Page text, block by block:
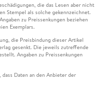
die das Lesen aber nicht
Stempel als solche gekennzeichnet.
zu Preissenkungen beziehen
Exemplars.
die Preisbindung dieser Artikel
gesenkt. Die jeweils zutreffende
Angaben zu Preissenkungen
Daten an den Anbieter der